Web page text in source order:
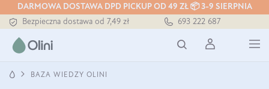
DARMOWA DOSTAWA DPD PICKUP OD 49 ZŁ 📦 3-9 SIERPNIA
Tłoczony zawsze na zimno
Bezpieczna dostawa od 7,49 zł
Tłoczony zawsze na zimno
693 222 687
BAZA WIEDZY OLINI